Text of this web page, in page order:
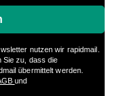
nutzen wir rapidmail.
Sie zu, dass die
übermittelt werden.
und